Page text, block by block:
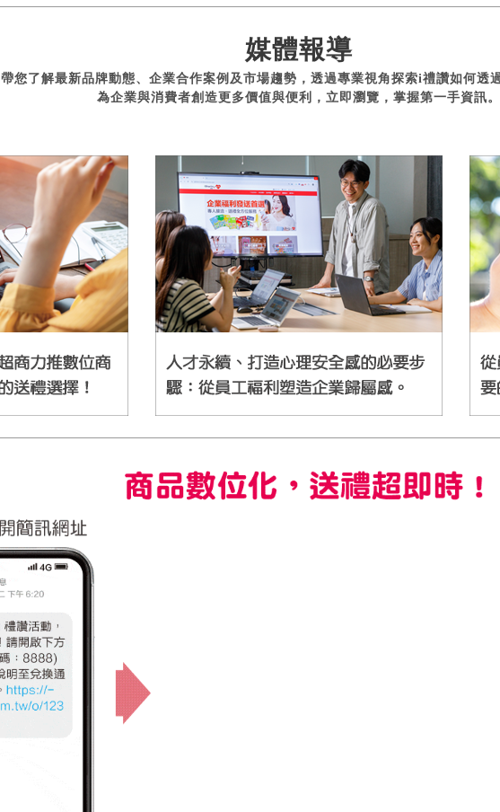
媒體報導
帶您了解最新品牌動態、企業合作案例及市場趨勢，透過專業視角探索i禮讚如何透
為企業與消費者創造更多價值與便利，立即瀏覽，掌握第一手資訊。